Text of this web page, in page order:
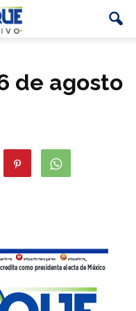
de agosto